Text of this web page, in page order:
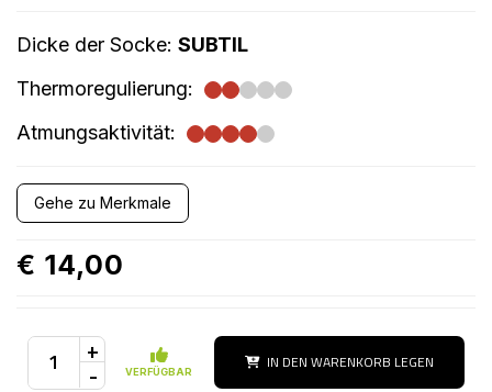
Dicke der Socke: SUBTIL
Thermoregulierung:
Atmungsaktivität:
Gehe zu Merkmale
€ 14,00
+
- VERFÜGBAR IN DEN WARENKORB LEGEN